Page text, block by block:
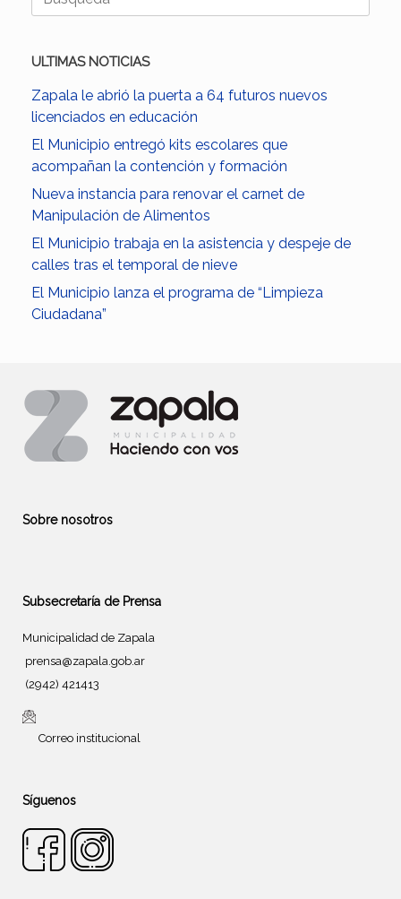
ULTIMAS NOTICIAS
Zapala le abrió la puerta a 64 futuros nuevos
licenciados en educación
El Municipio entregó kits escolares que
acompañan la contención y formación
Nueva instancia para renovar el carnet de
Manipulación de Alimentos
El Municipio trabaja en la asistencia y despeje de
calles tras el temporal de nieve
El Municipio lanza el programa de “Limpieza
Ciudadana”
Sobre nosotros
Subsecretaría de Prensa
Municipalidad de Zapala
prensa@zapala.gob.ar
(2942) 421413
Correo institucional
Síguenos